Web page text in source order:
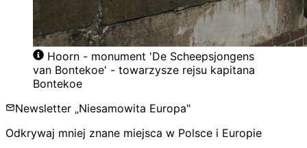
Hoorn - monument 'De Scheepsjongens
van Bontekoe' - towarzysze rejsu kapitana
Bontekoe
Newsletter „Niesamowita Europa"
Odkrywaj mniej znane miejsca w Polsce i Europie